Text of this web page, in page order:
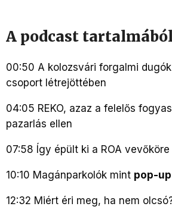
A podcast tartalmából
00:50 A kolozsvári forgalmi dugók
csoport létrejöttében
04:05 REKO, azaz a felelős
pazarlás ellen
07:58 Így épült ki a ROA vevőköre
10:10 Magánparkolók mint pop-
12:32 Miért éri meg, ha nem